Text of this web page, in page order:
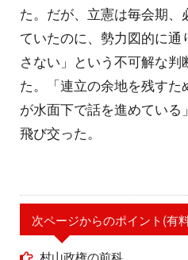
た。だが、立憲は毎会期、
ていたのに、勢力図的に通
さない」という不可解な
た。「連立の余地を残す
が水面下で話を進めてい
飛び交った。
次ページからのポイント(有
村山政権の前科